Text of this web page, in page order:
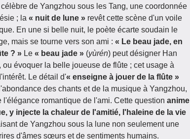
de Yangzhou sous les Tang, une coordonnée
; la « nuit de lune » revêt cette scène d'un voile
En une si belle nuit, le poète écarte soudain le
mais se tourne vers son ami : « Le beau jade, en
? » Le « beau jade » (yùrén) peut désigner Han
évoquer la belle joueuse de flûte ; cet usage à
Le détail d'« enseigne à jouer de la flûte »
des chants et de la musique à Yangzhou,
romantique de l'ami. Cette question anime
y injecte la chaleur de l'amitié, l'haleine de la vie
de Yangzhou sous la lune non seulement une
d'âmes sœurs et de sentiments humains.